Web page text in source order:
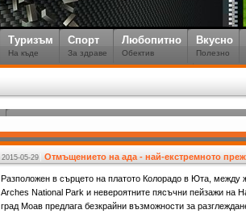
Туризъм
На къде
Спорт
За здраве
Любопитно
Обектив
Вкусно
Полезно
2015-05-29 Отмъщението на ада - най-екстремното
Разположен в сърцето на платото Колорадо в Юта, между
Arches National Park и невероятните пясъчни пейзажи на
град Моав предлага безкрайни възможности за